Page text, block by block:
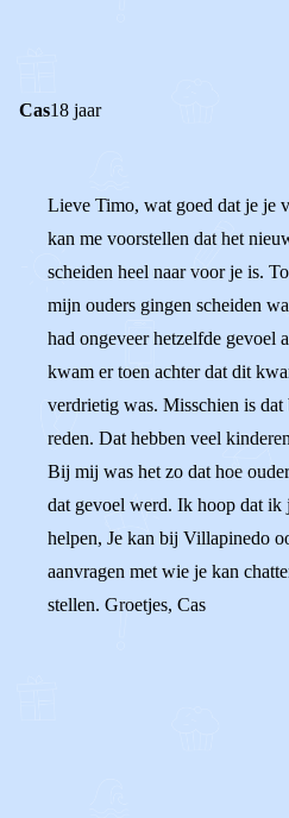
Cas18 jaar
Lieve Timo, wat goed dat je je
kan me voorstellen dat het
scheiden heel naar voor je is.
mijn ouders gingen scheiden
had ongeveer hetzelfde gevoel
kwam er toen achter dat dit
verdrietig was. Misschien is
reden. Dat hebben veel
Bij mij was het zo dat hoe
dat gevoel werd. Ik hoop dat ik
helpen, Je kan bij Villapinedo
aanvragen met wie je kan
stellen. Groetjes, Cas